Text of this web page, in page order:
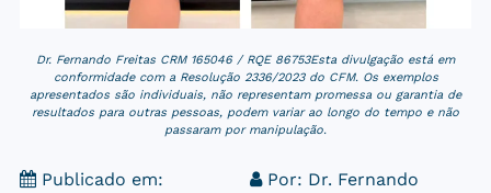
Dr. Fernando Freitas CRM 165046 / RQE 86753Esta divulgação está em
conformidade com a Resolução 2336/2023 do CFM. Os exemplos
apresentados são individuais, não representam promessa ou garantia de
resultados para outras pessoas, podem variar ao longo do tempo e não
passaram por manipulação.
Publicado em:
Por: Dr. Fernando